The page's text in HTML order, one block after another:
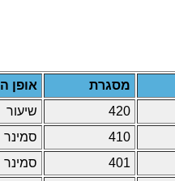
מסגרת
אופן
420
שיעור
410
סמינר
401
סמינר